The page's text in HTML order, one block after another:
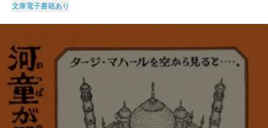
文庫電子書籍あり